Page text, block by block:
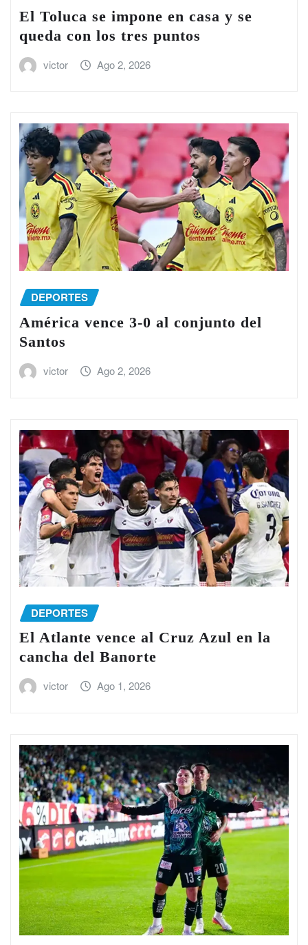
El Toluca se impone en casa y se
queda con los tres puntos
victor Ago 2, 2026
DEPORTES
América vence 3-0 al conjunto del
Santos
victor Ago 2, 2026
DEPORTES
El Atlante vence al Cruz Azul en la
cancha del Banorte
victor Ago 1, 2026